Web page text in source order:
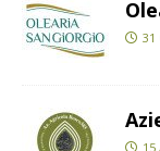
31
15